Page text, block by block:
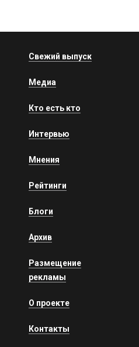
Свежий выпуск
Медиа
Кто есть кто
Интервью
Мнения
Рейтинги
Блоги
Архив
Размещение
рекламы
О проекте
Контакты